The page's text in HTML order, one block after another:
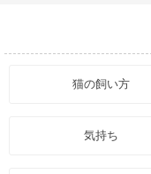
猫の飼い方
気持ち